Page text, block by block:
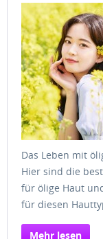
Das Leben mit
Hier sind die
für ölige Haut
für diesen
Mehr lesen